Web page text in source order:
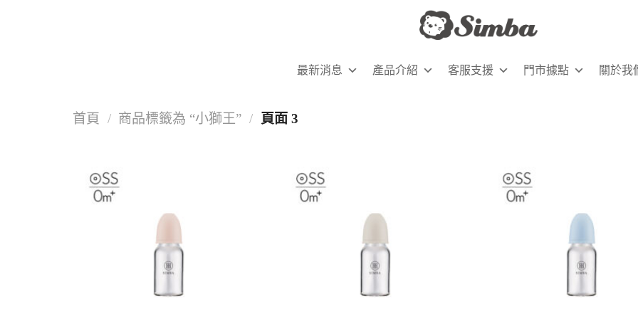
最新消息 產品介紹 客服支援 門市據點 關於我
首頁 / 商品標籤為 “小獅王” / 頁面 3